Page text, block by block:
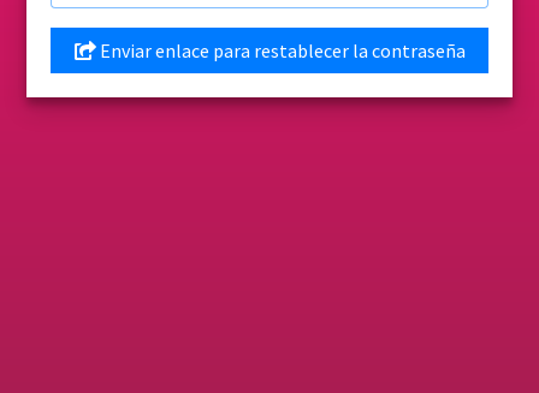
Enviar enlace para restablecer la contraseña